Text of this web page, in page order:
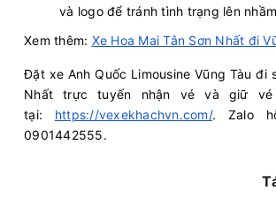
Hải Vân Vũng Tàu
09:4510/08/2026 10/08 12:40
và logo để tránh tình trạng lên
Xem thêm: Xe Hoa Mai Tân Sơn Nhất đi
Đặt xe Anh Quốc Limousine Vũng Tàu đi
Nhất trực tuyến nhận vé và giữ
tại: https://vexekhachvn.com/. Zalo
0901442555.